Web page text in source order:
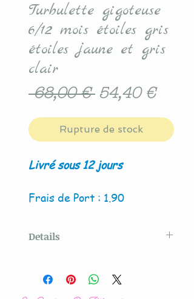
Turbulette gigoteuse
6/12 mois étoiles gris
étoiles jaune et gris
clair
68,00 € Prix
54,40 €Prix
Rupture de stock
Livré sous 12 jours
Frais de Port : 1.90
Details
Couture By Titia